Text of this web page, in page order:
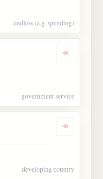
endless (e.g. spending)
Dengarkan
government service
Dengarkan
developing country